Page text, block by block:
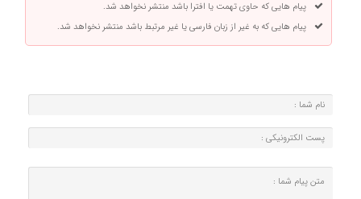
پیام هایی که حاوی تهمت یا افترا باشد منتشر نخواهد شد.
پیام هایی که به غیر از زبان فارسی یا غیر مرتبط باشد منتشر نخواهد شد.